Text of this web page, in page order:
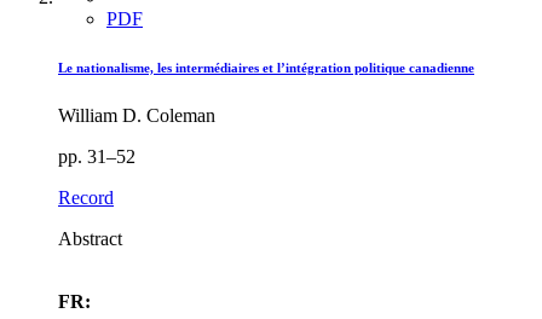
PDF
Le nationalisme, les intermédiaires et l’intégration politique canadienne
William D. Coleman
pp. 31–52
Record
Abstract
FR: